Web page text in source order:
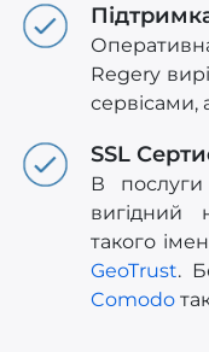
Regery
сервісами,
SSL
В
вигідний
такого
GeoTrust.
Comodo